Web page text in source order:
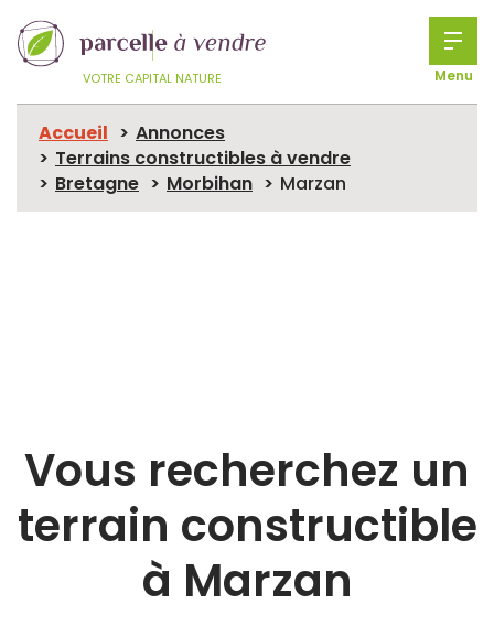
VOTRE CAPITAL NATURE Menu
Accueil
Annonces
Terrains constructibles à vendre
Bretagne
Morbihan Marzan
Vous recherchez un
terrain constructible
à Marzan